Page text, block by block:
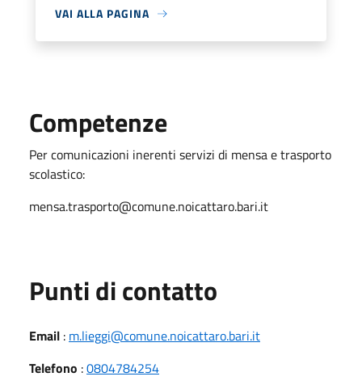
VAI ALLA PAGINA
Competenze
Per comunicazioni inerenti servizi di mensa e trasporto
scolastico:
mensa.trasporto@comune.noicattaro.bari.it
Punti di contatto
Email : m.lieggi@comune.noicattaro.bari.it
Telefono :0804784254